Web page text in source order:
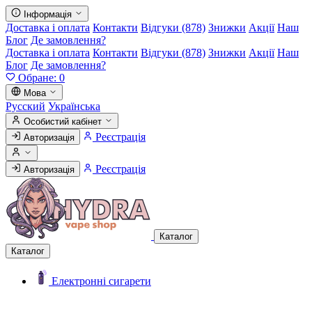
Інформація
Доставка і оплата Контакти Відгуки (878) Знижки Акції Наш
Блог Де замовлення?
Доставка і оплата Контакти Відгуки (878) Знижки Акції Наш
Блог Де замовлення?
Обране: 0
Мова
Русский Українська
Особистий кабінет
Авторизація
Реєстрація
Авторизація Реєстрація
Каталог
Каталог
Електронні сигарети